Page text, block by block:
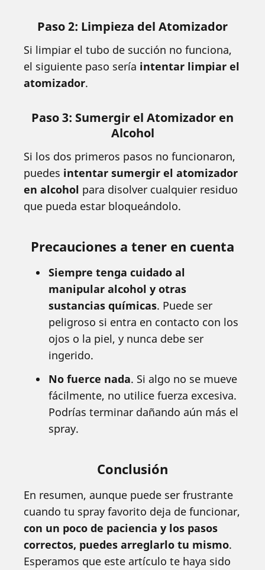
Paso 2: Limpieza del Atomizador
Si limpiar el tubo de succión no funciona,
el siguiente paso sería intentar limpiar el
atomizador.
Paso 3: Sumergir el Atomizador en
Alcohol
Si los dos primeros pasos no funcionaron,
puedes intentar sumergir el atomizador
en alcohol para disolver cualquier residuo
que pueda estar bloqueándolo.
Precauciones a tener en cuenta
Siempre tenga cuidado al
manipular alcohol y otras
sustancias químicas. Puede ser
peligroso si entra en contacto con los
ojos o la piel, y nunca debe ser
ingerido.
No fuerce nada. Si algo no se mueve
fácilmente, no utilice fuerza excesiva.
Podrías terminar dañando aún más el
spray.
Conclusión
En resumen, aunque puede ser frustrante
cuando tu spray favorito deja de funcionar,
con un poco de paciencia y los pasos
correctos, puedes arreglarlo tu mismo.
Esperamos que este artículo te haya sido